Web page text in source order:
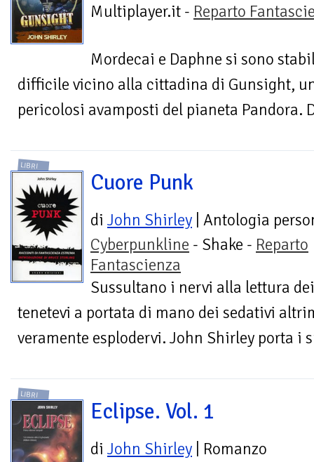
Multiplayer.it - Reparto
Mordecai e Daphne si sono
difficile vicino alla cittadina di Gunsight,
pericolosi avamposti del pianeta Pandora.
LIBRI
Cuore Punk
di John Shirley | Antologia
Cyberpunkline - Shake - Reparto
Fantascienza
Sussultano i nervi alla lettura
tenetevi a portata di mano dei sedativi
veramente esplodervi. John Shirley porta i
LIBRI
Eclipse. Vol. 1
di John Shirley | Romanzo